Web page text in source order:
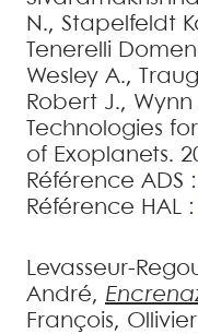
N., Stapelfeldt
Tenerelli
Wesley A.,
Robert J., Wynn
Technologies
of Exoplanets.
Référence ADS :
Référence HAL :
Levasseur-
André,
François, Ollivier